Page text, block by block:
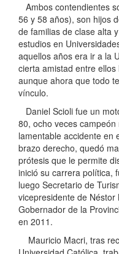
Ambos contendientes
56 y 58 años), son hijos
de familias de clase alta
estudios en
aquellos años era ir a la
cierta amistad entre
aunque ahora que todo
vínculo.
Daniel Scioli fue un
80, ocho veces
lamentable accidente en
brazo derecho, quedó
prótesis que le permite
inició su carrera política,
luego Secretario de
vicepresidente de
Gobernador de la
en 2011.
Mauricio Macri, tras